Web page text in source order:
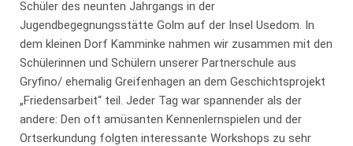
Schüler des neunten Jahrgangs in der
Jugendbegegnungsstätte Golm auf der Insel Usedom. In
dem kleinen Dorf Kamminke nahmen wir zusammen mit den
Schülerinnen und Schülern unserer Partnerschule aus
Gryfino/ ehemalig Greifenhagen an dem Geschichtsprojekt
„Friedensarbeit“ teil. Jeder Tag war spannender als der
andere: Den oft amüsanten Kennenlernspielen und der
Ortserkundung folgten interessante Workshops zu sehr